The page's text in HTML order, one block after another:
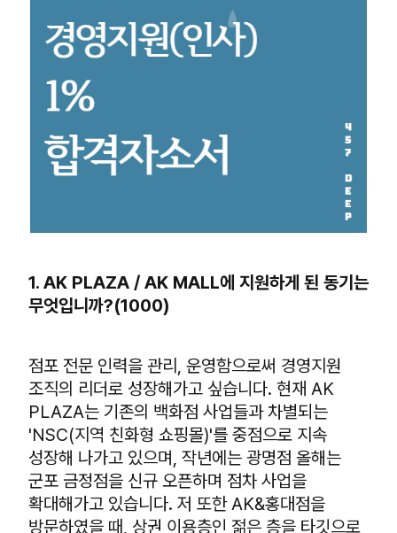
1. AK PLAZA / AK MALL에 지원하게 된 동기는
무엇입니까?(1000)
점포 전문 인력을 관리, 운영함으로써 경영지원
조직의 리더로 성장해가고 싶습니다. 현재 AK
PLAZA는 기존의 백화점 사업들과 차별되는
'NSC(지역 친화형 쇼핑몰)'를 중점으로 지속
성장해 나가고 있으며, 작년에는 광명점 올해는
군포 금정점을 신규 오픈하며 점차 사업을
확대해가고 있습니다. 저 또한 AK&홍대점을
방문하였을 때, 상권 이용층인 젊은 층을 타깃으로